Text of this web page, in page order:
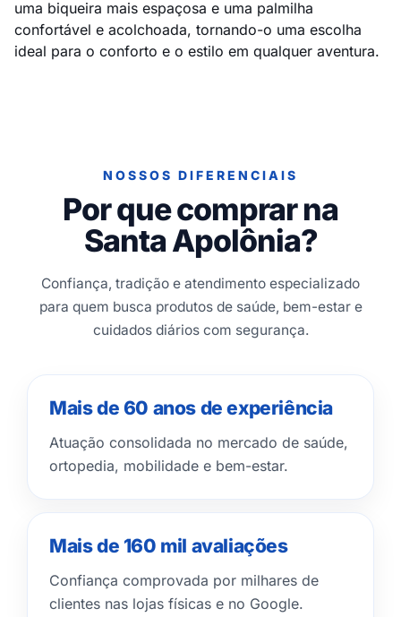
uma biqueira mais espaçosa e uma palmilha
confortável e acolchoada, tornando-o uma escolha
ideal para o conforto e o estilo em qualquer aventura.
NOSSOS DIFERENCIAIS
Por que comprar na
Santa Apolônia?
Confiança, tradição e atendimento especializado
para quem busca produtos de saúde, bem-estar e
cuidados diários com segurança.
Mais de 60 anos de experiência
Atuação consolidada no mercado de saúde,
ortopedia, mobilidade e bem-estar.
Mais de 160 mil avaliações
Confiança comprovada por milhares de
clientes nas lojas físicas e no Google.